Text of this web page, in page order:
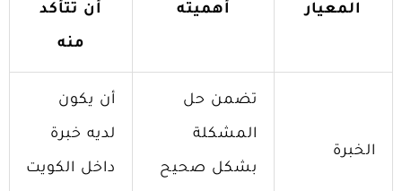
المعيار أهميته أن تتأكد
منه
الخبرة
تضمن حل
المشكلة
بشكل صحيح
أن يكون
لديه خبرة
داخل الكويت